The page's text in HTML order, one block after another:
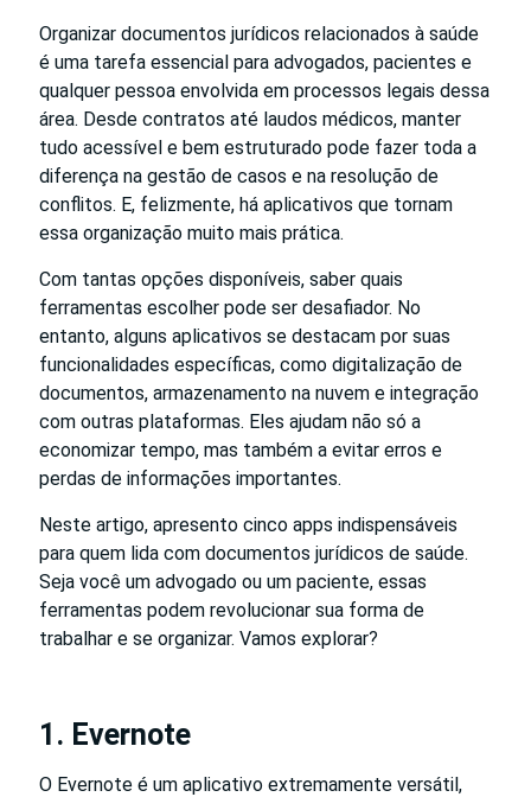
Organizar documentos jurídicos relacionados à saúde
é uma tarefa essencial para advogados, pacientes e
qualquer pessoa envolvida em processos legais dessa
área. Desde contratos até laudos médicos, manter
tudo acessível e bem estruturado pode fazer toda a
diferença na gestão de casos e na resolução de
conflitos. E, felizmente, há aplicativos que tornam
essa organização muito mais prática.
Com tantas opções disponíveis, saber quais
ferramentas escolher pode ser desafiador. No
entanto, alguns aplicativos se destacam por suas
funcionalidades específicas, como digitalização de
documentos, armazenamento na nuvem e integração
com outras plataformas. Eles ajudam não só a
economizar tempo, mas também a evitar erros e
perdas de informações importantes.
Neste artigo, apresento cinco apps indispensáveis
para quem lida com documentos jurídicos de saúde.
Seja você um advogado ou um paciente, essas
ferramentas podem revolucionar sua forma de
trabalhar e se organizar. Vamos explorar?
1. Evernote
O Evernote é um aplicativo extremamente versátil,